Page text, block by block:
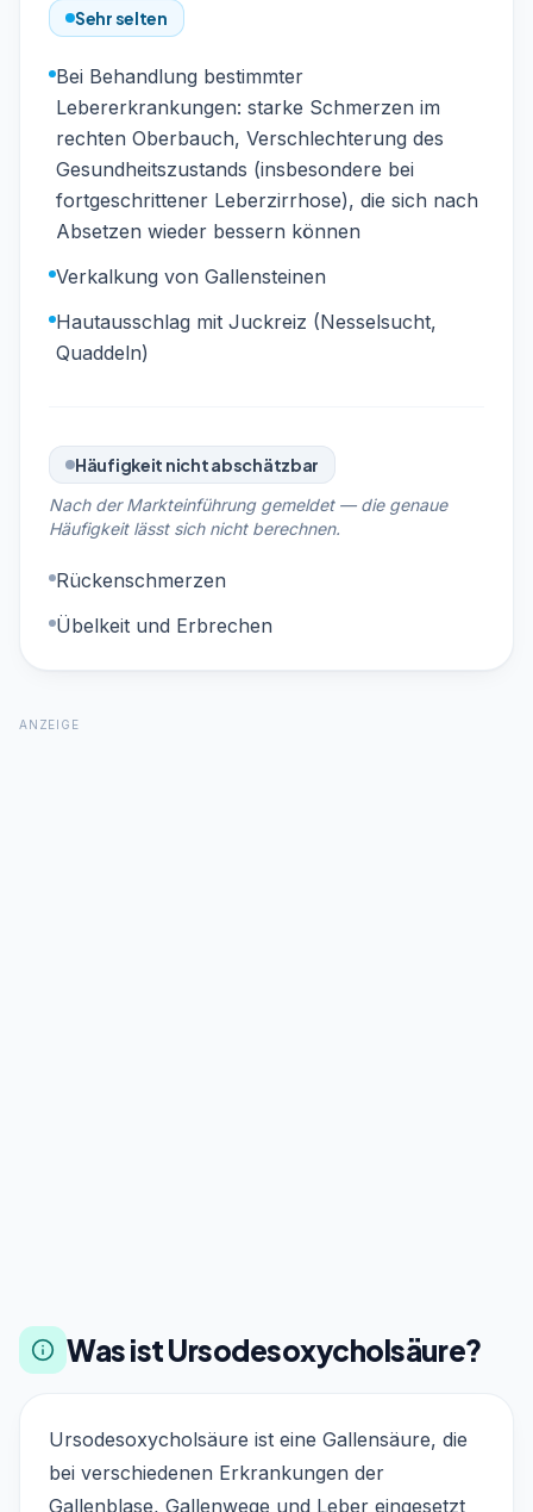
Sehr selten
Bei Behandlung bestimmter
Lebererkrankungen: starke Schmerzen im
rechten Oberbauch, Verschlechterung des
Gesundheitszustands (insbesondere bei
fortgeschrittener Leberzirrhose), die sich nach
Absetzen wieder bessern können
Verkalkung von Gallensteinen
Hautausschlag mit Juckreiz (Nesselsucht,
Quaddeln)
Häufigkeit nicht abschätzbar
Nach der Markteinführung gemeldet — die genaue
Häufigkeit lässt sich nicht berechnen.
Rückenschmerzen
Übelkeit und Erbrechen
ANZEIGE
Was ist Ursodesoxycholsäure?
Ursodesoxycholsäure ist eine Gallensäure, die
bei verschiedenen Erkrankungen der
Gallenblase, Gallenwege und Leber eingesetzt